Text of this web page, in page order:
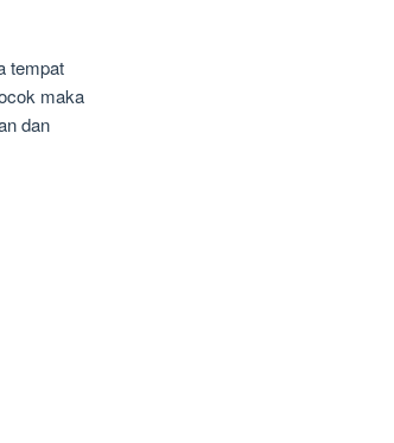
tempat
maka
dan